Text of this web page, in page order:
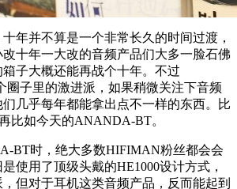
年并不算是一个非常长久的时间过渡，
十年一大改的音频产品们大多一脸石佛
子大概还能再战个十年。不过
圈子里的激进派，如果稍微关注下音频
几乎每年都能拿出点不一样的东西。比
比如今天的ANANDA-BT。
BT时，绝大多数HIFIMAN粉丝都会会
使用了顶级头戴的HE1000设计方式，
但对于耳机这类音频产品，反而能起到